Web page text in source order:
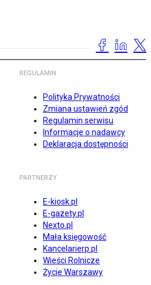
REGULAMIN
Polityka Prywatności
Zmiana ustawień zgód
Regulamin serwisu
Informacje o nadawcy
Deklaracja dostępności
PARTNERZY
E-kiosk.pl
E-gazety.pl
Nexto.pl
Mała księgowość
Kancelarierp.pl
Wieści Rolnicze
Życie Warszawy